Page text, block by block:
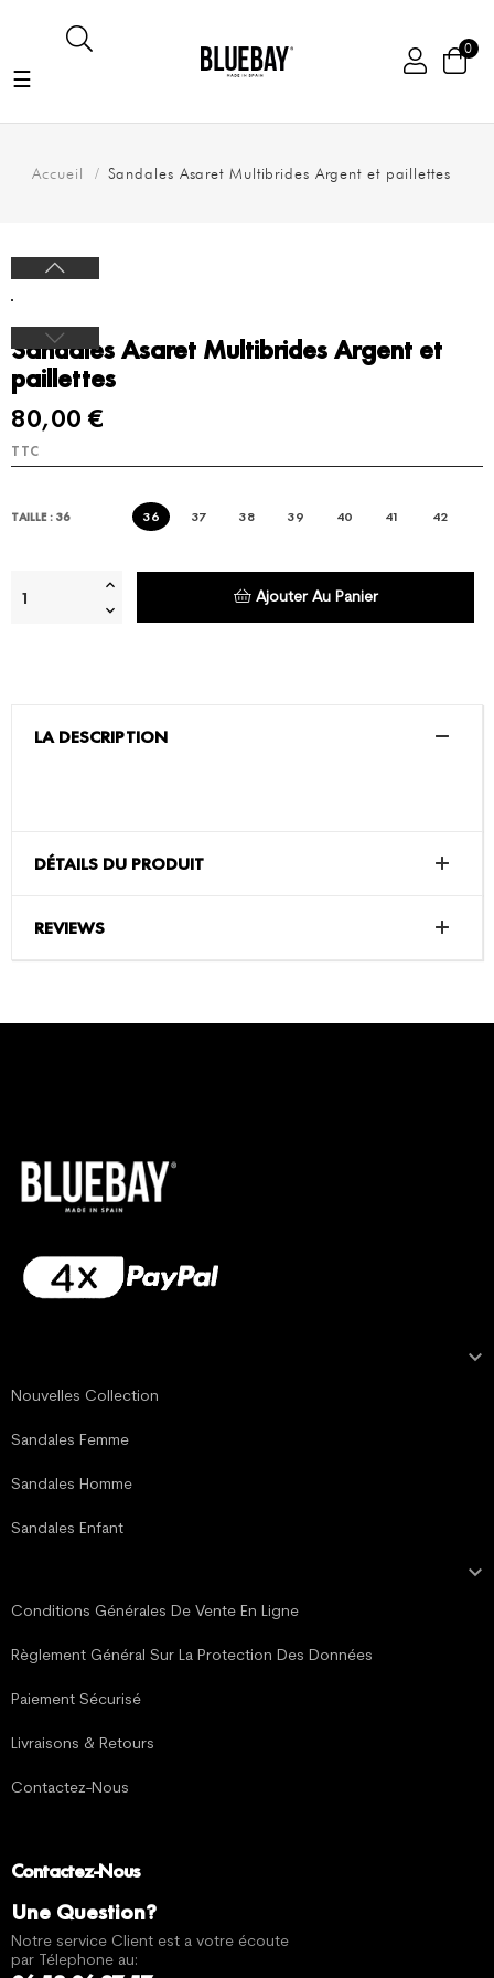
0
Basculer
navigation
☰
Accueil Sandales Asaret Multibrides Argent et paillettes
Sandales Asaret Multibrides Argent et
paillettes
80,00 €
TTC
TAILLE : 36 36 37 38 39 40 41 42
Ajouter Au Panier
LA DESCRIPTION
DÉTAILS DU PRODUIT
REVIEWS

Nouvelles Collection
Sandales Femme
Sandales Homme
Sandales Enfant

Conditions Générales De Vente En Ligne
Règlement Général Sur La Protection Des Données
Paiement Sécurisé
Livraisons & Retours
Contactez-Nous
Contactez-Nous
Une Question?
Notre service Client est a votre écoute
par Télephone au: